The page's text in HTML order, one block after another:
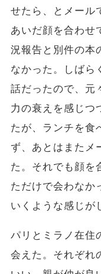
せたら、とメール
あいだ顔を合わせ
況報告と別件の本
なかった。しばら
話だったので、元
力の衰えを感じつ
たが、ランチを食
ず、あとはまたメ
た。それでも顔を
ただけで会わなか
いくような感じが
パリとミラノ在住
会えた。それぞれ